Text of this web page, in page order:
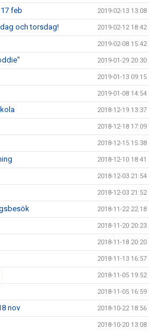
feb 2019-02-13 13:08
och torsdag! 2019-02-12 18:42
2019-02-08 15:42
2019-01-29 20:30
2019-01-13 09:15
2019-01-08 14:54
2018-12-19 13:37
2018-12-18 17:09
2018-12-15 15:38
2018-12-10 18:41
2018-12-03 21:54
2018-12-03 21:52
2018-11-22 22:18
2018-11-20 20:23
2018-11-18 20:20
2018-11-13 16:57
2018-11-05 19:52
2018-11-05 16:59
nov 2018-10-22 18:56
2018-10-20 13:08